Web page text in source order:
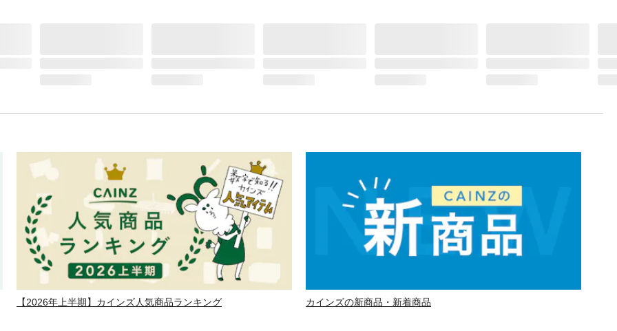
【2026年上半期】カインズ人気商品ランキング カインズの新商品・新着商品